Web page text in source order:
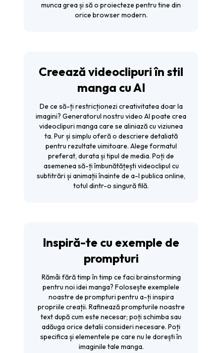
munca grea și să o proiecteze pentru tine din
orice browser modern.
Creează videoclipuri în stil
manga cu AI
De ce să-ți restricționezi creativitatea doar la
imagini? Generatorul nostru video AI poate crea
videoclipuri manga care se aliniază cu viziunea
ta. Pur și simplu oferă o descriere detaliată
pentru rezultate uimitoare. Alege formatul
preferat, durata și tipul de media. Poți de
asemenea să-ți îmbunătățești videoclipul cu
subtitrări și animații înainte de a-l publica online,
totul dintr-o singură filă.
Inspiră-te cu exemple de
prompturi
Rămâi fără timp în timp ce faci brainstorming
pentru noi idei manga? Folosește exemplele
noastre de prompturi pentru a-ți inspira
propriile creații. Rafinează prompturile noastre
text după cum este necesar; poți schimba sau
adăuga orice detalii consideri necesare. Poți
specifica și elementele pe care nu le dorești în
imaginile tale manga.